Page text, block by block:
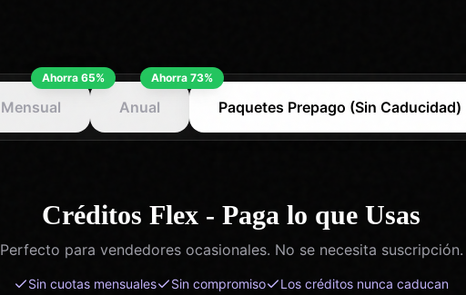
Mensual
Ahorra 65%
Anual
Ahorra 73%
Paquetes Prepago (Sin Caducidad)
Créditos Flex - Paga lo que Usas
Perfecto para vendedores ocasionales. No se necesita suscripción.
Sin cuotas mensuales Sin compromiso Los créditos nunca caducan